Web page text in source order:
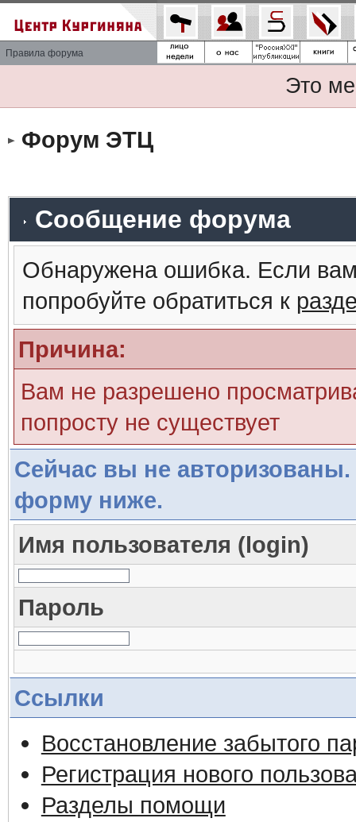
Правила форума
Это
Форум ЭТЦ
Сообщение форума
Обнаружена ошибка. Если
попробуйте обратиться к
Причина:
Вам не разрешено
попросту не существует
Сейчас вы не авторизованы.
форму ниже.
Имя пользователя (login)
Пароль
Ссылки
Восстановление забытого
Регистрация нового
Разделы помощи